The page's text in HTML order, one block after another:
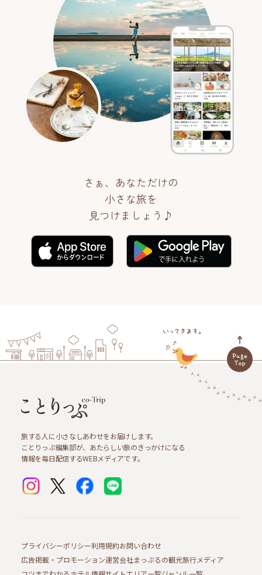
さぁ、あなただけの
小さな旅を
見つけましょう♪
旅する人に小さなしあわせをお届けします。
ことりっぷ編集部が、あたらしい旅のきっかけになる
情報を毎日配信するWEBメディアです。
プライバシーポリシー利用規約お問い合わせ
広告掲載・プロモーション運営会社まっぷるの観光旅行メディア